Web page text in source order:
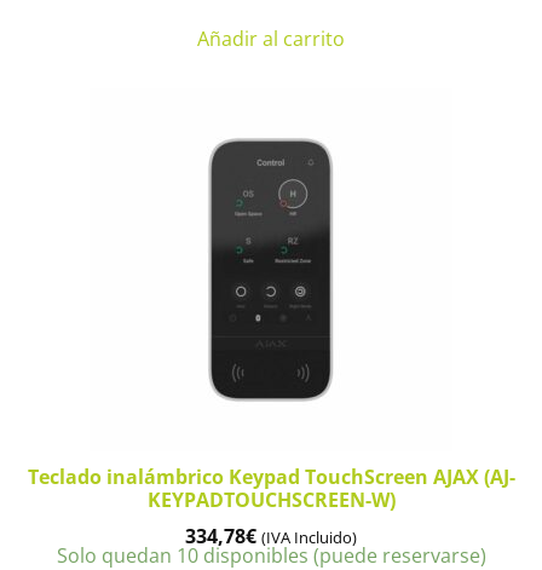
Añadir al carrito
Teclado inalámbrico Keypad TouchScreen AJAX (AJ-
KEYPADTOUCHSCREEN-W)
334,78€ (IVA Incluido)
Solo quedan 10 disponibles (puede reservarse)